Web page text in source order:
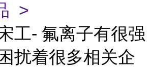
>
工- 氟离子有很强
扰着很多相关企